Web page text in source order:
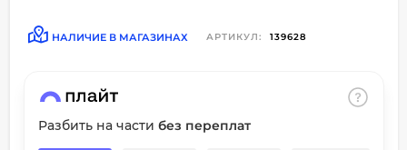
НАЛИЧИЕ В МАГАЗИНАХ АРТИКУЛ: 139628
Разбить на части без переплат
25
8 800 302-02-51